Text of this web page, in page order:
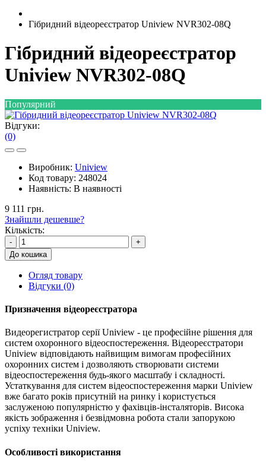
Гібридний відеореєстратор Uniview NVR302-08Q
Гібридний відеореєстратор
Uniview NVR302-08Q
Популярний
Відгуки:
(0)
Виробник: Uniview
Код товару: 248024
Наявність: В наявності
9 111 грн.
Знайшли дешевше?
Кількість:
-
+
До кошика
Огляд товару
Відгуки (0)
Призначення відеореєстратора
Видеорегистратор серії Uniview - це професійне рішення для
систем охоронного відеоспостереження. Відеореєстратори
Uniview відповідають найвищим вимогам професійних
охоронних систем і дозволяють створювати системи
відеоспостереження будь-якого масштабу і складності.
Устаткування для систем відеоспостереження марки Uniview
вже багато років присутній на ринку і користується
заслуженою популярністю у фахівців-інсталяторів. Висока
якість зображення і безвідмовна робота стали запорукою
успіху техніки Uniview.
Особливості використання